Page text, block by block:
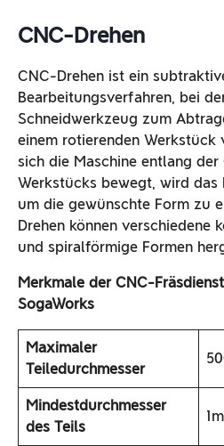
CNC-Drehen
CNC-Drehen ist ein
Bearbeitungsverfahren, bei
Schneidwerkzeug zum
einem rotierenden Werkstück
sich die Maschine entlang
Werkstücks bewegt, wird das
um die gewünschte Form zu
Drehen können verschiedene
und spiralförmige Formen
Merkmale der CNC-
SogaWorks
Maximaler
Teiledurchmesser
Mindestdurchmesser
des Teils